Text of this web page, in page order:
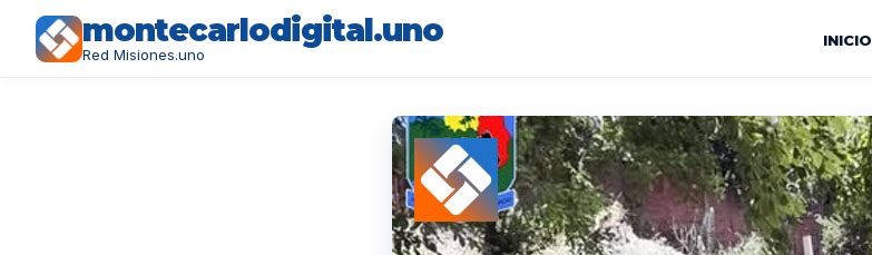
montecarlodigital.uno
Red Misiones.uno
INICIO